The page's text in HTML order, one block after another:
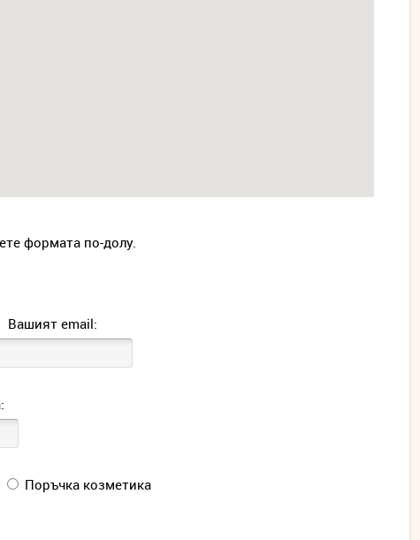
формата по-долу.
Вашият email:
Поръчка козметика